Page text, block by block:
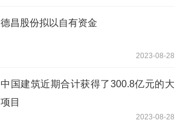
德昌股份拟以自有资金
2023-08-28
中国建筑近期合计获得了300.8亿元的大
项目
2023-08-28